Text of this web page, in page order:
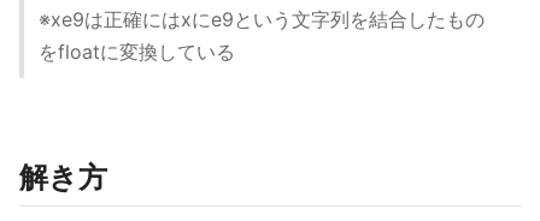
※xe9は正確にはxにe9という文字列を結合したもの
をfloatに変換している
解き方